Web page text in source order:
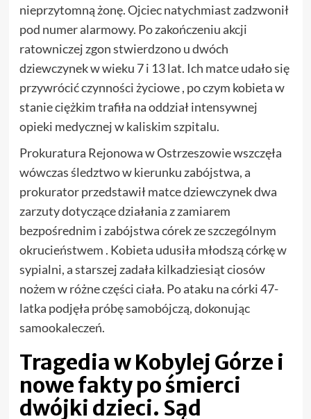
nieprzytomną żonę. Ojciec natychmiast zadzwonił
pod numer alarmowy. Po zakończeniu akcji
ratowniczej zgon stwierdzono u dwóch
dziewczynek w wieku 7 i 13 lat. Ich matce udało się
przywrócić czynności życiowe , po czym kobieta w
stanie ciężkim trafiła na oddział intensywnej
opieki medycznej w kaliskim szpitalu.
Prokuratura Rejonowa w Ostrzeszowie wszczęła
wówczas śledztwo w kierunku zabójstwa, a
prokurator przedstawił matce dziewczynek dwa
zarzuty dotyczące działania z zamiarem
bezpośrednim i zabójstwa córek ze szczególnym
okrucieństwem . Kobieta udusiła młodszą córkę w
sypialni, a starszej zadała kilkadziesiąt ciosów
nożem w różne części ciała. Po ataku na córki 47-
latka podjęła próbę samobójczą, dokonując
samookaleczeń.
Tragedia w Kobylej Górze i
nowe fakty po śmierci
dwójki dzieci. Sąd